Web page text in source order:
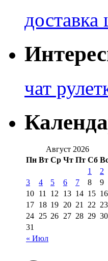
доставка
чат
Август 2026
Пн Вт Ср Чт Пт Сб
« Июл
1
2
3
4 5 6 7 8
9
10 11 12 13 14 15 16
17 18 19 20 21 22 23
24 25 26 27 28 29 30
31